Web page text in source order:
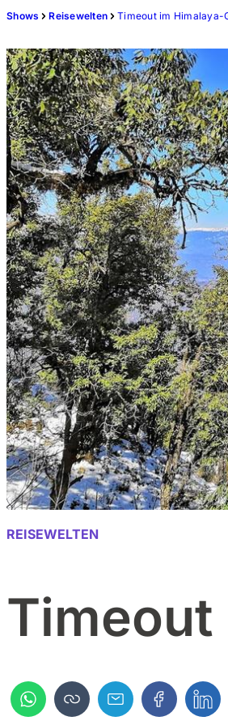
Shows Reisewelten Timeout im Himalaya-
REISEWELTEN
Timeout